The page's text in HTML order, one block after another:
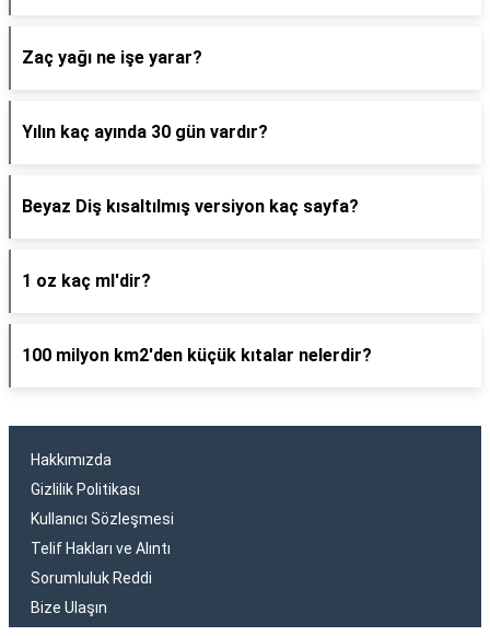
Zaç yağı ne işe yarar?
Yılın kaç ayında 30 gün vardır?
Beyaz Diş kısaltılmış versiyon kaç sayfa?
1 oz kaç ml'dir?
100 milyon km2'den küçük kıtalar nelerdir?
Hakkımızda
Gizlilik Politikası
Kullanıcı Sözleşmesi
Telif Hakları ve Alıntı
Sorumluluk Reddi
Bize Ulaşın